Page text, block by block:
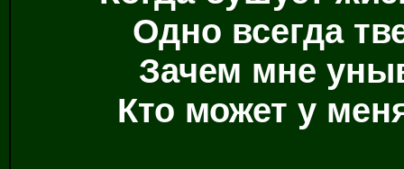
Одно всегда
Зачем мне
Кто может у